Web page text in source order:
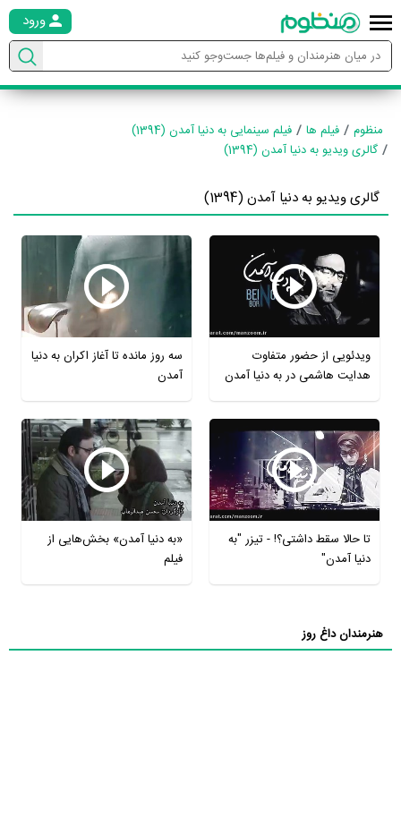
ورود
منظوم فیلم ها
فیلم سینمایی به دنیا آمدن (1394)
گالری ویدیو به دنیا آمدن (1394)
گالری ویدیو به دنیا آمدن (1394)
ویدئویی از حضور متفاوت
هدایت هاشمی در به دنیا آمدن
سه روز مانده تا آغاز اکران به دنیا
آمدن
تا حالا سقط داشتی؟! - تیزر "به
دنیا آمدن"
«به دنیا آمدن» بخش‌هایی از
فیلم
هنرمندان داغ روز